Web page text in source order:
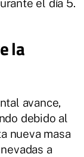
el día 5.
la
avance,
debido al
nueva masa
a